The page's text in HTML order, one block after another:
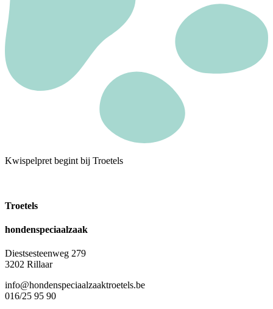
Kwispelpret begint bij Troetels
Troetels
hondenspeciaalzaak
Diestsesteenweg 279
3202 Rillaar
info@hondenspeciaalzaaktroetels.be
016/25 95 90